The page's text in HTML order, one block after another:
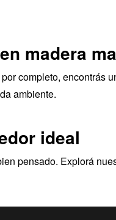
madera
completo, encontrás
ambiente.
ideal
pensado. Explorá